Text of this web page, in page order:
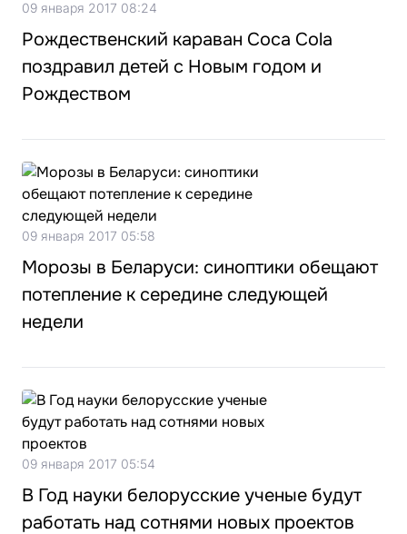
09 января 2017 08:24
Рождественский караван Coca Cola
поздравил детей с Новым годом и
Рождеством
09 января 2017 05:58
Морозы в Беларуси: синоптики обещают
потепление к середине следующей
недели
09 января 2017 05:54
В Год науки белорусские ученые будут
работать над сотнями новых проектов